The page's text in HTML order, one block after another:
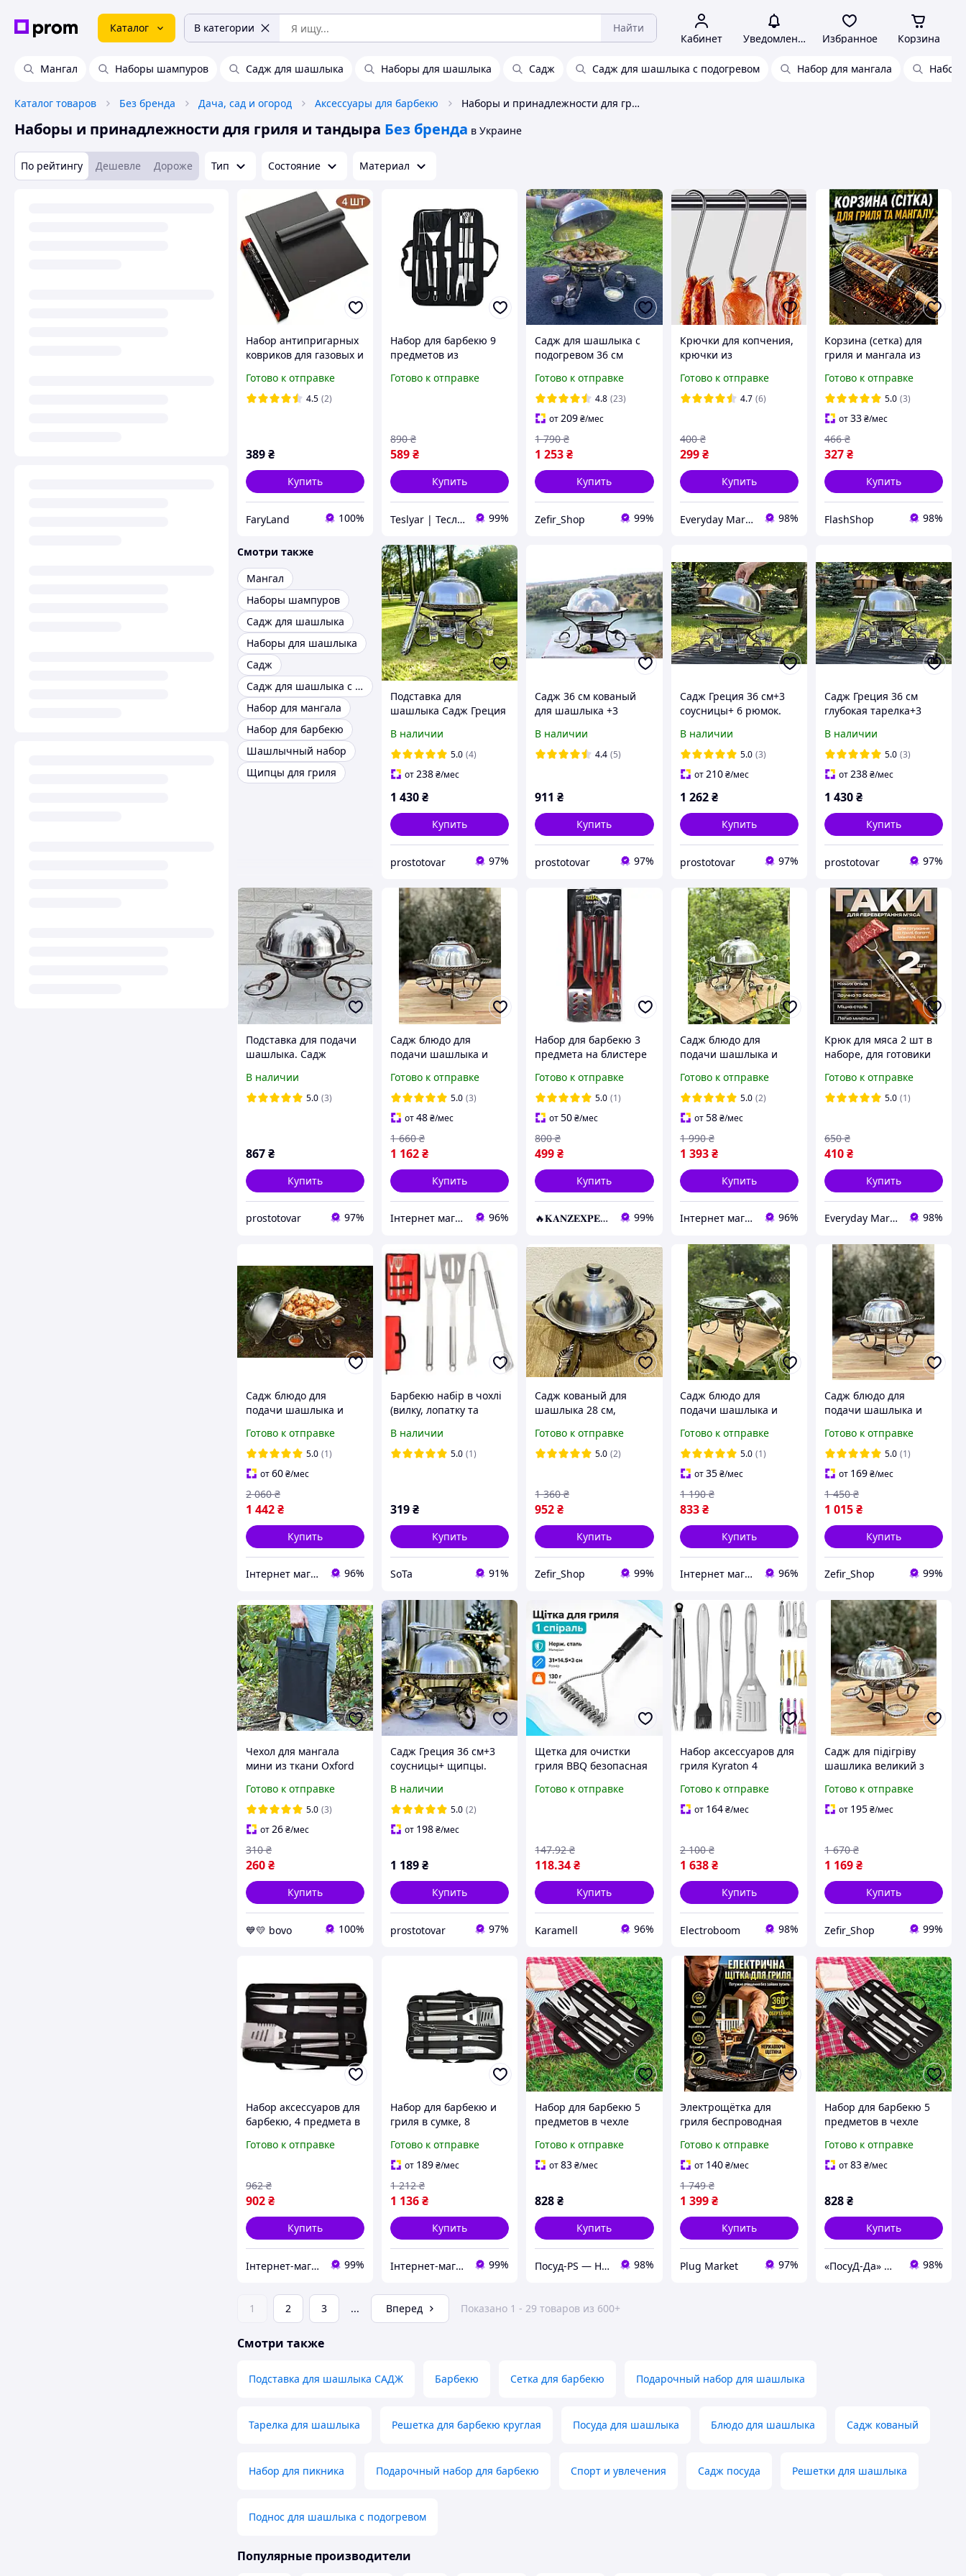
Каталог В категории Найти
Кабинет Уведомления Избранное Корзина
Мангал Наборы шампуров Садж для шашлыка Наборы для шашлыка Садж Садж для шашлыка с подогревом Набор для мангала Набор
Каталог товаров Без бренда Дача, сад и огород Аксессуары для барбекю Наборы и принадлежности для гриля и тандыра Без бренда
Наборы и принадлежности для гриля и тандыра Без бренда в Украине
По рейтингу Дешевле Дороже Тип Состояние Материал
Набор антипригарных
ковриков для газовых и
барбекю, кемпинга,
вечеринок 4 шт
Готово к отправке
4.5 (2)
389₴
Купить
FaryLand 100%
Набор для барбекю 9
предметов из
черный и серый
Готово к отправке
589₴
890 ₴
Купить
Teslyar | Тесляр | Всё для дома | Подарки | Опт 99%
Садж для шашлыка с
подогревом 36 см
соусницами и рюмками
Готово к отправке
4.8 (23)
от209₴/мес
1 253₴
1 790 ₴
Купить
Zefir_Shop 99%
Крючки для копчения,
крючки из
для мяса 20 шт
Готово к отправке
4.7 (6)
299 ₴
400 ₴
Купить
Everyday Market 98%
Корзина (сетка) для
гриля и мангала из
GRIL grate
Готово к отправке
5.0 (3)
от33₴/мес
327₴
466 ₴
Купить
FlashShop 98%
Смотри также
Мангал
Наборы шампуров
Садж для шашлыка
Наборы для шашлыка
Садж
Садж для шашлыка с подогревом
Набор для мангала
Набор для барбекю
Шашлычный набор
Щипцы для гриля
Подставка для
шашлыка Садж Греция
тарелка+3 соусницы+ 6
рюмок+ щипцы
В наличии
5.0 (4)
от238₴/мес
1 430₴
Купить
prostotovar 97%
Садж 36 см кованый
для шашлыка +3
В наличии
4.4 (5)
911 ₴
Купить
prostotovar 97%
Садж Греция 36 см+3
соусницы+ 6 рюмок.
В наличии
5.0 (3)
от210 ₴/мес
1 262 ₴
Купить
prostotovar 97%
Садж Греция 36 см
глубокая тарелка+3
щипцы
В наличии
5.0 (3)
от238₴/мес
1 430₴
Купить
prostotovar 97%
Подставка для подачи
шашлыка. Садж
соусницами.
В наличии
5.0 (3)
867₴
Купить
prostotovar 97%
Садж блюдо для
подачи шашлыка и
подогревом 36 см с
соусницами
Готово к отправке
5.0 (3)
от48₴/мес
1 162₴
1 660 ₴
Купить
Інтернет магазин Sayron 96%
Набор для барбекю 3
предмета на блистере
Готово к отправке
5.0 (1)
от50₴/мес
499₴
800 ₴
Купить
🔥𝐊𝐀𝐍𝐙𝐄𝐗𝐏𝐄𝐑𝐓.com.ua🔥 99%
Садж блюдо для
подачи шашлыка и
36см полный комплект
с рюмками и
соусницами+ щипцы
Готово к отправке
5.0 (2)
от58 ₴/мес
1 393 ₴
1 990 ₴
Купить
Інтернет магазин Sayron 96%
Крюк для мяса 2 шт в
наборе, для готовики
Готово к отправке
5.0 (1)
410₴
650 ₴
Купить
Everyday Market 98%
Садж блюдо для
подачи шашлыка и
подогревом 36см с
соусницами.
Готово к отправке
5.0 (1)
от60₴/мес
1 442₴
2 060 ₴
Купить
Інтернет магазин Sayron 96%
Барбекю набір в чохлі
(вилку, лопатку та
В наличии
5.0 (1)
319₴
Купить
SoTa 91%
Садж кованый для
шашлыка 28 см,
подогрева мяса с
крышкой
Готово к отправке
5.0 (2)
952₴
1 360 ₴
Купить
Zefir_Shop 99%
Садж блюдо для
подачи шашлыка и
подогревом 28 см база
Готово к отправке
5.0 (1)
от35 ₴/мес
833 ₴
1 190 ₴
Купить
Інтернет магазин Sayron 96%
Садж блюдо для
подачи шашлыка и
подогревом 28 см с
соусницами
Готово к отправке
5.0 (1)
от 169₴/мес
1 015₴
1 450 ₴
Купить
Zefir_Shop 99%
Чехол для мангала
мини из ткани Oxford
хранения и
транспортировки
черный
Готово к отправке
5.0 (3)
от26₴/мес
260₴
310 ₴
Купить
💙💛 bovo 100%
Садж Греция 36 см+3
соусницы+ щипцы.
В наличии
5.0 (2)
от 198₴/мес
1 189₴
Купить
prostotovar 97%
Щетка для очистки
гриля BBQ безопасная
нержавеющая сталь
Готово к отправке
118.34₴
147.92 ₴
Купить
Karamell 96%
Набор аксессуаров для
гриля Kyraton 4
нержавеющая сталь
Готово к отправке
от 164 ₴/мес
1 638 ₴
2 100 ₴
Купить
Electroboom 98%
Садж для підігріву
шашлика великий з
Подставка для
подогрева мяса с
Готово к отправке
от 195₴/мес
1 169₴
1 670 ₴
Купить
Zefir_Shop 99%
Набор аксессуаров для
барбекю, 4 предмета в
лопатка, нож и щипцы
стали
Готово к отправке
902₴
962 ₴
Купить
Інтернет-магазин TRINTA 99%
Набор для барбекю и
гриля в сумке, 8
лопатка, нож, вилка и
шампура, из
нержавеющей стали
Готово к отправке
от 189₴/мес
1 136₴
1 212 ₴
Купить
Інтернет-магазин TRINTA 99%
Набор для барбекю 5
предметов в чехле
Готово к отправке
от83₴/мес
828₴
Купить
Посуд-PS — Horeca Посуда Подарки 98%
Электрощётка для
гриля беспроводная
вращающаяся 1100 об/
мин нержавеющая
сталь для чистки
решёток мангала
барбекю
Готово к отправке
от 140 ₴/мес
1 399 ₴
1 749 ₴
Купить
Plug Market 97%
Набор для барбекю 5
предметов в чехле
Готово к отправке
от83₴/мес
828₴
Купить
«ПосуД-Да» — Посуда, Подарки, Товары для дома 98%
1 2 3 ... Вперед Показано 1 - 29 товаров из 600+
Смотри также
Подставка для шашлыка САДЖ Барбекю Сетка для барбекю Подарочный набор для шашлыка
Тарелка для шашлыка Решетка для барбекю круглая Посуда для шашлыка Блюдо для шашлыка Садж кованый
Набор для пикника Подарочный набор для барбекю Спорт и увлечения Садж посуда Решетки для шашлыка
Поднос для шашлыка с подогревом
Популярные производители